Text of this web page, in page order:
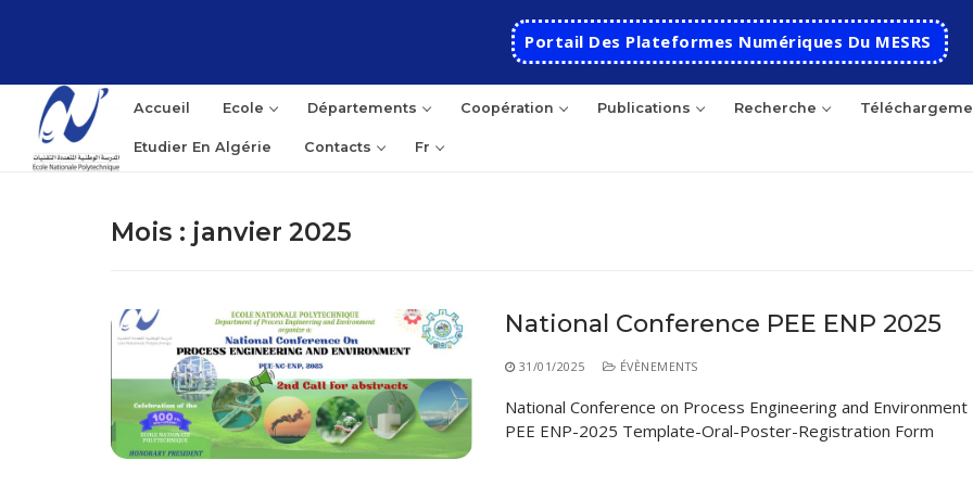
Portail Des Plateformes Numériques Du MESRS
Accueil Ecole Départements Coopération Publications Recherche
Etudier En Algérie Contacts Fr
Présentation
Départements
Mois : janvier 2025
National Conference PEE ENP 2025
31/01/2025 ÉVÈNEMENTS
National Conference on Process Engineering and Environment
PEE ENP-2025 Template-Oral-Poster-Registration Form